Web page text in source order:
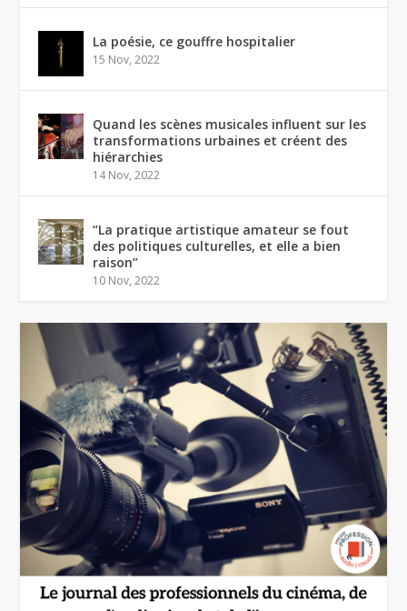
La poésie, ce gouffre hospitalier
15 Nov, 2022
Quand les scènes musicales influent sur les
transformations urbaines et créent des
hiérarchies
14 Nov, 2022
“La pratique artistique amateur se fout
des politiques culturelles, et elle a bien
raison”
10 Nov, 2022